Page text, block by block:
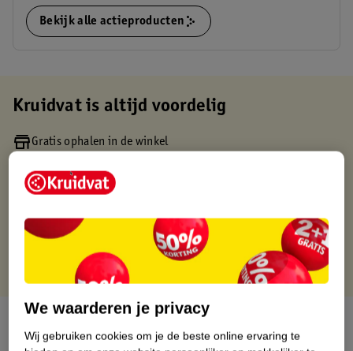
Bekijk alle actieproducten
Kruidvat is altijd voordelig
Gratis ophalen in de winkel
Gratis thuisbezorgd vanaf 50.00
Gratis retourneren binnen 30 dagen
Gratis punten met je Kruidvat kaart
Over dit product
We waarderen je privacy
Wij gebruiken cookies om je de beste online ervaring te